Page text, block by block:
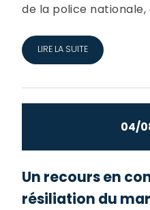
de la police nationale,
LIRE LA SUITE
04/
Un recours en
résiliation du